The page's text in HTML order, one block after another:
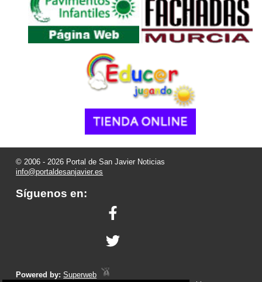
© 2006 - 2026 Portal de San Javier Noticias
info@portaldesanjavier.es
Síguenos en:
Powered by:Superweb